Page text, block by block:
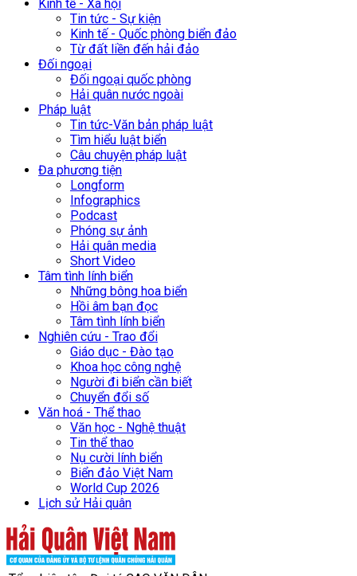
Kinh tế - Xã hội
Tin tức - Sự kiện
Kinh tế - Quốc phòng biển đảo
Từ đất liền đến hải đảo
Đối ngoại
Đối ngoại quốc phòng
Hải quân nước ngoài
Pháp luật
Tin tức-Văn bản pháp luật
Tìm hiểu luật biển
Câu chuyện pháp luật
Đa phương tiện
Longform
Infographics
Podcast
Phóng sự ảnh
Hải quân media
Short Video
Tâm tình lính biển
Những bông hoa biển
Hồi âm bạn đọc
Tâm tình lính biển
Nghiên cứu - Trao đổi
Giáo dục - Đào tạo
Khoa học công nghệ
Người đi biển cần biết
Chuyển đổi số
Văn hoá - Thể thao
Văn học - Nghệ thuật
Tin thể thao
Nụ cười lính biển
Biển đảo Việt Nam
World Cup 2026
Lịch sử Hải quân